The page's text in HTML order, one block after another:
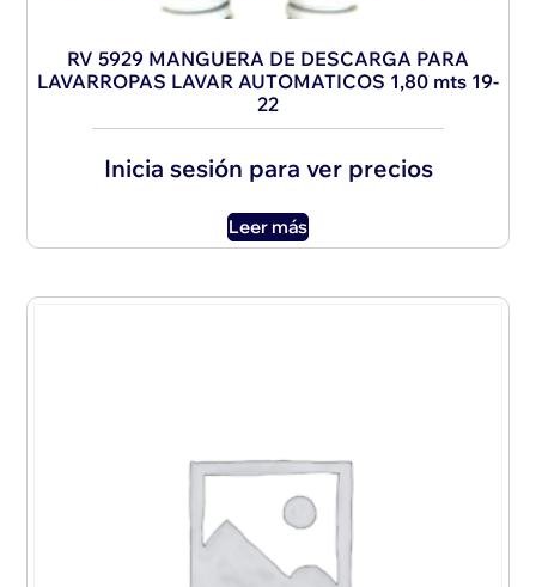
RV 5929 MANGUERA DE DESCARGA PARA
LAVARROPAS LAVAR AUTOMATICOS 1,80 mts 19-
22
Inicia sesión para ver precios
Leer más